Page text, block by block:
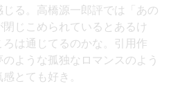
る。高橋源一郎評では「あの
じこめられているとあるけ
ろは通じてるのかな。引用作
ような孤独なロマンスのよう
とても好き。